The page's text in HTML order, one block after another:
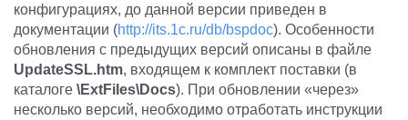
конфигурациях, до данной версии приведен в
документации (http://its.1c.ru/db/bspdoc). Особенности
обновления с предыдущих версий описаны в файле
UpdateSSL.htm, входящем к комплект поставки (в
каталоге \ExtFiles\Docs). При обновлении «через»
несколько версий, необходимо отработать инструкции